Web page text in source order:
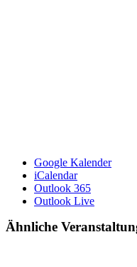
Google Kalender
iCalendar
Outlook 365
Outlook Live
Ähnliche